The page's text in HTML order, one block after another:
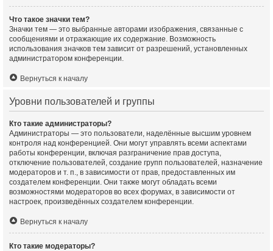
Что такое значки тем?
Значки тем — это выбранные авторами изображения, связанные с
сообщениями и отражающие их содержание. Возможность
использования значков тем зависит от разрешений, установленных
администратором конференции.
Вернуться к началу
Уровни пользователей и группы
Кто такие администраторы?
Администраторы — это пользователи, наделённые высшим уровнем
контроля над конференцией. Они могут управлять всеми аспектами
работы конференции, включая разграничение прав доступа,
отключение пользователей, создание групп пользователей, назначение
модераторов и т. п., в зависимости от прав, предоставленных им
создателем конференции. Они также могут обладать всеми
возможностями модераторов во всех форумах, в зависимости от
настроек, произведённых создателем конференции.
Вернуться к началу
Кто такие модераторы?